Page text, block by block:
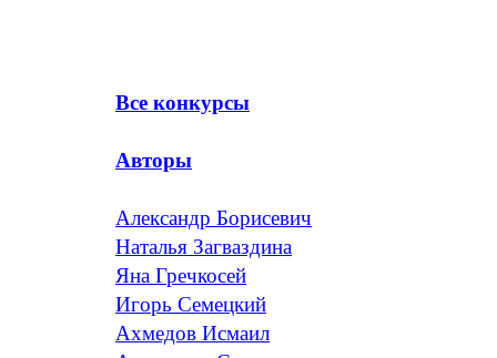
Все конкурсы
Авторы
Александр Борисевич
Наталья Загваздина
Яна Гречкосей
Игорь Семецкий
Ахмедов Исмаил